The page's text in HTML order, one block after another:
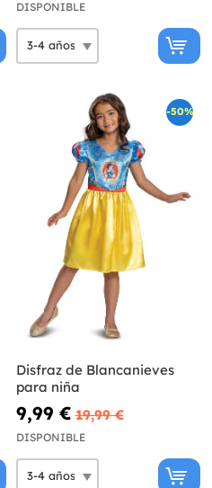
DISPONIBLE
-50%
Disfraz de Blancanieves
para niña
9,99 € 19,99 €
DISPONIBLE